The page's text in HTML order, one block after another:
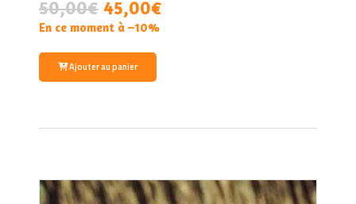
50,00€ 45,00€
En ce moment à –10%
Ajouter au panier